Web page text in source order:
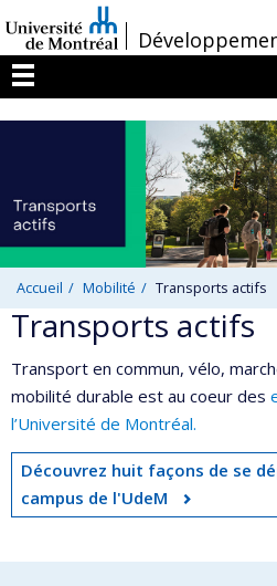
au
contenu
/
Menu
Accueil Mobilité Transports actifs
Transports actifs
Transport en commun, vélo,
mobilité durable est au coeur des
l’Université de Montréal.
Découvrez huit façons de se
campus de l'UdeM